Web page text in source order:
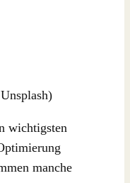
wichtigsten
manche